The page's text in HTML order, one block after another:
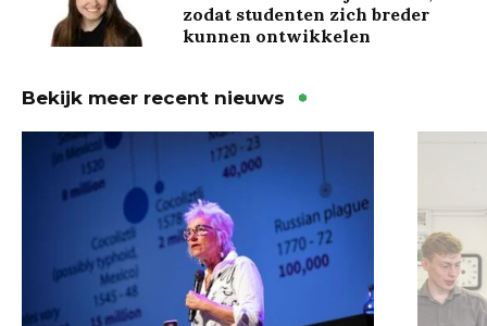
zodat studenten zich breder
kunnen ontwikkelen
Bekijk meer recent nieuws